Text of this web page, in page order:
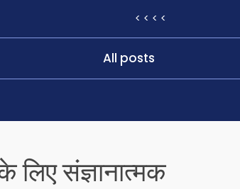
< < < <
All posts
लिए संज्ञानात्मक